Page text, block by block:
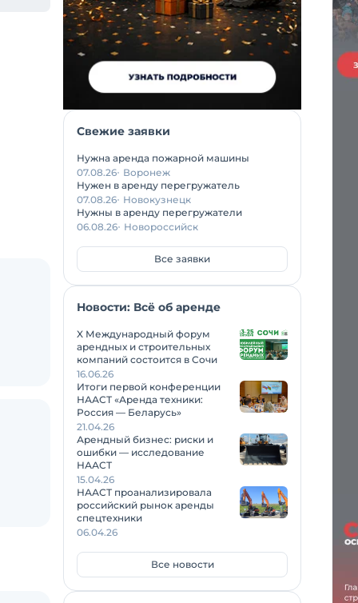
Свежие заявки
Нужна аренда пожарной машины
07.08.26 Воронеж
Нужен в аренду перегружатель
07.08.26 Новокузнецк
Нужны в аренду перегружатели
06.08.26 Новороссийск
Все заявки
Новости: Всё об аренде
X Международный форум
арендных и строительных
компаний состоится в Сочи
16.06.26
Итоги первой конференции
НААСТ «Аренда техники:
Россия — Беларусь»
21.04.26
Арендный бизнес: риски и
ошибки — исследование
НААСТ
15.04.26
НААСТ проанализировала
российский рынок аренды
спецтехники
06.04.26
Все новости